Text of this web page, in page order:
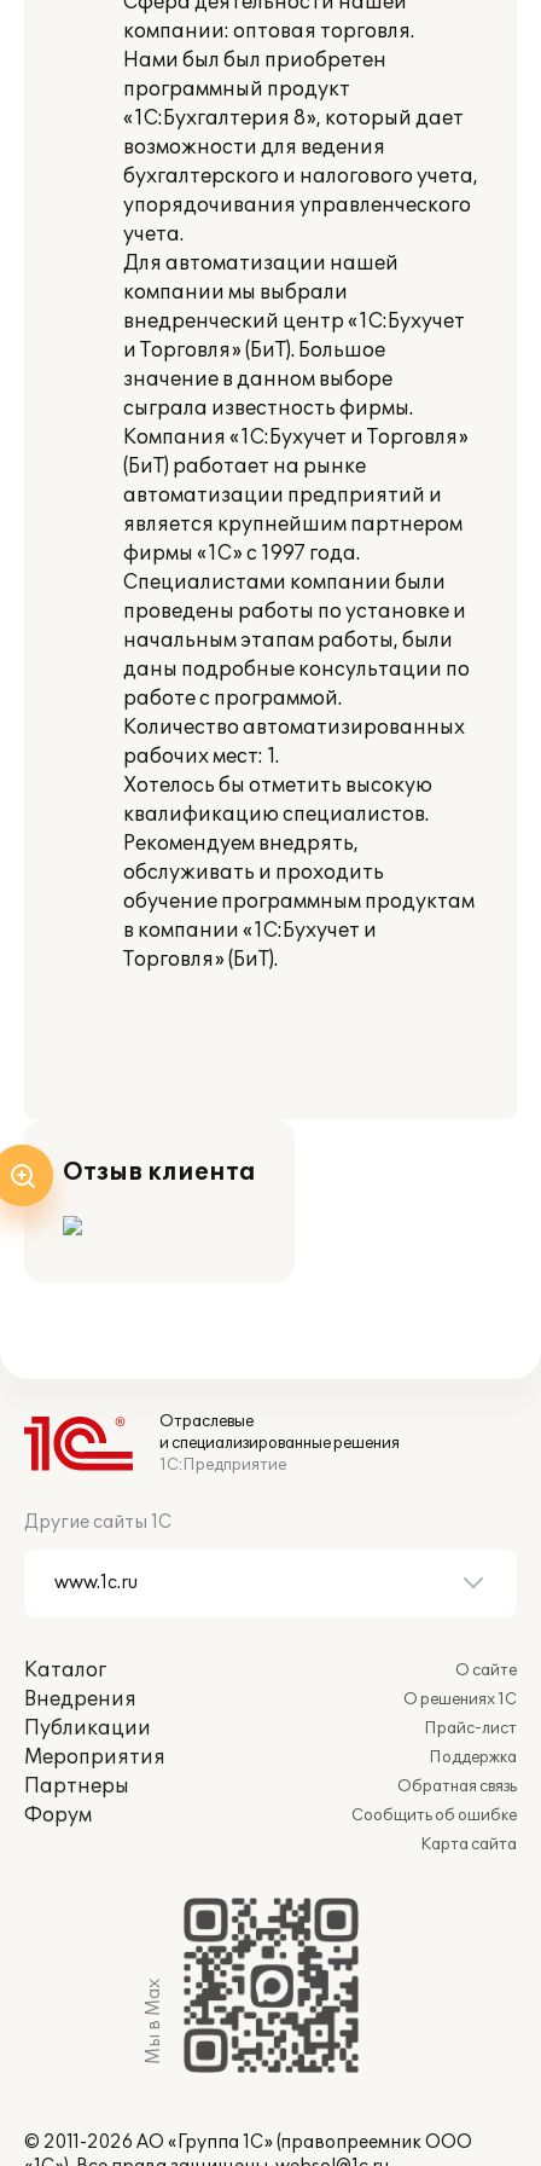
компании: оптовая торговля.
Нами был был приобретен
программный продукт
«1С:Бухгалтерия 8», который дает
возможности для ведения
бухгалтерского и налогового учета,
упорядочивания управленческого
учета.
Для автоматизации нашей
компании мы выбрали
внедренческий центр «1С:Бухучет
и Торговля» (БиТ). Большое
значение в данном выборе
сыграла известность фирмы.
Компания «1С:Бухучет и Торговля»
(БиТ) работает на рынке
автоматизации предприятий и
является крупнейшим партнером
фирмы «1С» с 1997 года.
Специалистами компании были
проведены работы по установке и
начальным этапам работы, были
даны подробные консультации по
работе с программой.
Количество автоматизированных
рабочих мест: 1.
Хотелось бы отметить высокую
квалификацию специалистов.
Рекомендуем внедрять,
обслуживать и проходить
обучение программным продуктам
в компании «1С:Бухучет и
Торговля» (БиТ).
Отзыв клиента
Отраслевые
и специализированные решения
1С:Предприятие
Другие сайты 1С
Каталог
Внедрения
Публикации
Мероприятия
Партнеры
Форум
О сайте
О решениях 1С
Прайс-лист
Поддержка
Обратная связь
Сообщить об ошибке
Карта сайта
Мы в Max
© 2011-2026 АО «Группа 1С» (правопреемник ООО